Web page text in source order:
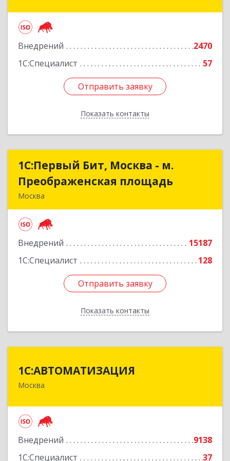
Внедрений
2470
1С:Специалист
57
Отправить заявку
Показать контакты
Отправить заявку
Назад
1С:Первый Бит, Москва - м.
Преображенская площадь
Москва
Внедрений
15187
1С:Специалист
128
Отправить заявку
Показать контакты
1С:Первый Бит, Москва - м.
Преображенская площадь
Подробнее
Отправить заявку
Назад
1С:АВТОМАТИЗАЦИЯ
Москва
Внедрений
9138
1С:Специалист
37
111024, Москва г, Энтузиастов 1-я ул, дом №